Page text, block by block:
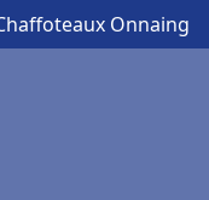
Onnaing